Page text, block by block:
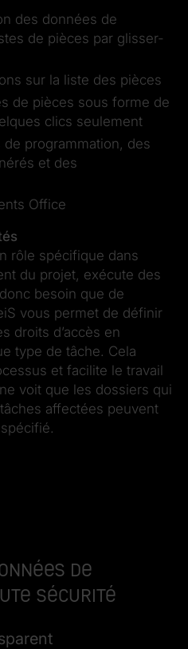
des données de
de pièces par glisser-
sur la liste des pièces
de pièces sous forme de
clics seulement
programmation, des
et des
Office
rôle spécifique dans
du projet, exécute des
besoin que de
vous permet de définir
droits d’accès en
type de tâche. Cela
et facilite le travail
voit que les dossiers qui
affectées peuvent
de
sécurité